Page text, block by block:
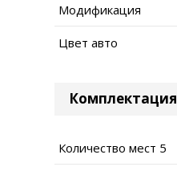
Модификация
Цвет авто
Комплектация
Количество мест 5